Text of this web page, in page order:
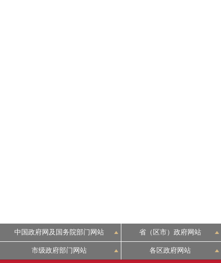
中国政府网及国务院部门网站 省（区市）政府网站
市级政府部门网站 各区政府网站